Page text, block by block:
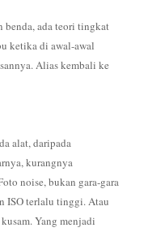
benda, ada teori tingkat
ketika di awal-awal
Alias kembali ke
alat, daripada
kurangnya
noise, bukan gara-gara
ISO terlalu tinggi. Atau
Yang menjadi